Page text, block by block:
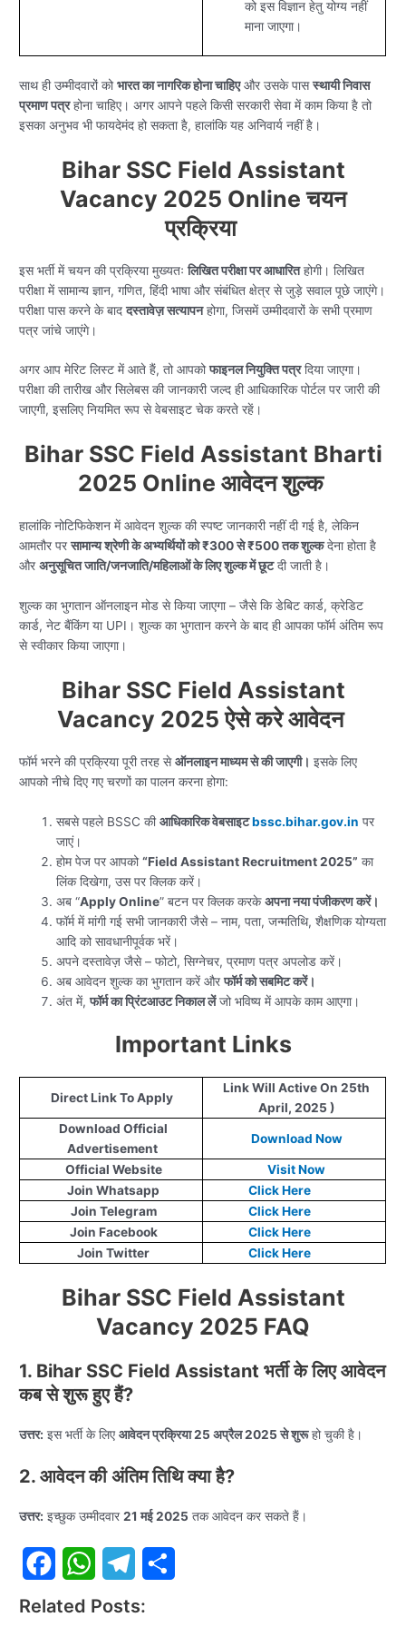
को इस विज्ञान हेतु योग्य नहीं
माना जाएगा।
साथ ही उम्मीदवारों कोभारत का नागरिक होना चाहिएऔर उसके पासस्थायी निवास
प्रमाण पत्रहोना चाहिए। अगर आपने पहले किसी सरकारी सेवा में काम किया है तो
इसका अनुभव भी फायदेमंद हो सकता है, हालांकि यह अनिवार्य नहीं है।
Bihar SSC Field Assistant
Vacancy 2025 Online चयन
प्रक्रिया
इस भर्ती में चयन की प्रक्रिया मुख्यतःलिखित परीक्षा पर आधारितहोगी। लिखित
परीक्षा में सामान्य ज्ञान, गणित, हिंदी भाषा और संबंधित क्षेत्र से जुड़े सवाल पूछे जाएंगे।
परीक्षा पास करने के बाददस्तावेज़ सत्यापनहोगा, जिसमें उम्मीदवारों के सभी प्रमाण
पत्र जांचे जाएंगे।
अगर आप मेरिट लिस्ट में आते हैं, तो आपकोफाइनल नियुक्ति पत्रदिया जाएगा।
परीक्षा की तारीख और सिलेबस की जानकारी जल्द ही आधिकारिक पोर्टल पर जारी की
जाएगी, इसलिए नियमित रूप से वेबसाइट चेक करते रहें।
Bihar SSC Field Assistant Bharti
2025 Online आवेदन शुल्क
हालांकि नोटिफिकेशन में आवेदन शुल्क की स्पष्ट जानकारी नहीं दी गई है, लेकिन
आमतौर परसामान्य श्रेणी के अभ्यर्थियों को ₹300 से ₹500 तक शुल्कदेना होता है
औरअनुसूचित जाति/जनजाति/महिलाओं के लिए शुल्क में छूटदी जाती है।
शुल्क का भुगतान ऑनलाइन मोड से किया जाएगा – जैसे कि डेबिट कार्ड, क्रेडिट
कार्ड, नेट बैंकिंग या UPI। शुल्क का भुगतान करने के बाद ही आपका फॉर्म अंतिम रूप
से स्वीकार किया जाएगा।
Bihar SSC Field Assistant
Vacancy 2025 ऐसे करे आवेदन
फॉर्म भरने की प्रक्रिया पूरी तरह सेऑनलाइन माध्यम से की जाएगी। इसके लिए
आपको नीचे दिए गए चरणों का पालन करना होगा:
सबसे पहले BSSC कीआधिकारिक वेबसाइटbssc.bihar.gov.in पर
जाएं।
होम पेज पर आपको“Field Assistant Recruitment 2025” का
लिंक दिखेगा, उस पर क्लिक करें।
अब “Apply Online” बटन पर क्लिक करकेअपना नया पंजीकरण करें।
फॉर्म में मांगी गई सभी जानकारी जैसे – नाम, पता, जन्मतिथि, शैक्षणिक योग्यता
आदि को सावधानीपूर्वक भरें।
अपने दस्तावेज़ जैसे – फोटो, सिग्नेचर, प्रमाण पत्र अपलोड करें।
अब आवेदन शुल्क का भुगतान करें औरफॉर्म को सबमिट करें।
अंत में,फॉर्म का प्रिंटआउट निकाल लेंजो भविष्य में आपके काम आएगा।
Important Links
Direct Link To Apply
Link Will Active On 25th
April, 2025 )
Download Official
Advertisement
Download Now
Official Website
Visit Now
Join Whatsapp
Click Here
Join Telegram
Click Here
Join Facebook
Click Here
Join Twitter
Click Here
Bihar SSC Field Assistant
Vacancy 2025 FAQ
1. Bihar SSC Field Assistant भर्ती के लिए आवेदन
कब से शुरू हुए हैं?
उत्तर: इस भर्ती के लिएआवेदन प्रक्रिया 25 अप्रैल 2025 से शुरूहो चुकी है।
2. आवेदन की अंतिम तिथि क्या है?
उत्तर: इच्छुक उम्मीदवार21 मई 2025 तक आवेदन कर सकते हैं।
F
Related Posts: